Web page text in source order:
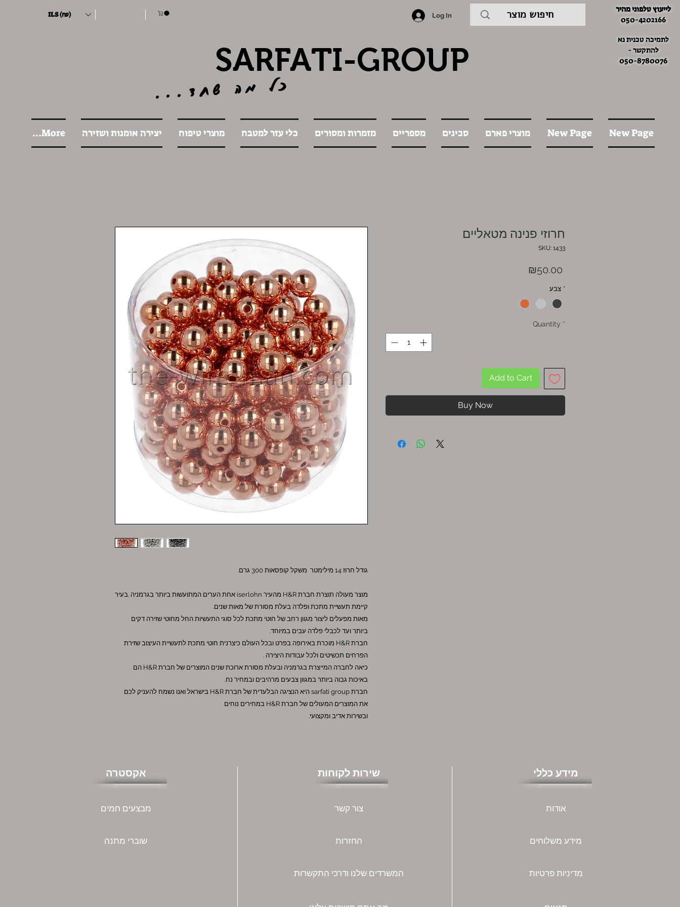
לייעוץ טלפוני מהיר
050-4202166
לתמיכה טכנית נא
להתקשר -
050-8780076
ILS (₪) Log In
SARFATI-GROUP
כל מה שחד...
New Page
New Page מוצרי פארם סכינים מספריים מזמרות ומסורים כלי עזר למטבח מוצרי טיפוח יצירה אומנות ושזירה More...
גודל חרוז 14 מילימטר משקל קופסאות 300 גרם.
מוצר מעולה תוצרת חברת H&R מהעיר iserlohn אחת הערים המתועשות ביותר בגרמניה .בעיר
קיימת תעשיית מתכת ופלדה בעלת מסורת של מאות שנים.
מאות מפעלים ליצור מגוון רחב של חוטי מתכת לכל סוגי התעשיות החל מחוטי שזירה דקים
ביותר ועד לכבלי פלדה עבים במיוחד.
חברת H&R מוכרת באירופה בפרט ובכל העולם כיצרנית חוטי מתכת לתעשיית העיצוב שזירת
הפרחים תכשיטים ולכל עבודות היצירה .
כיאה לחברה המייצרת בגרמניה ובעלת מסורת ארוכת שנים המוצרים של חברת H&R הם
באיכות גבוה ביותר במגוון צבעים מרהיבים ובמחיר נח.
חברת sarfati group היא הנציגה הבלעדית של חברת H&R בישראל ואנו נשמח להעניק לכם
את המוצרים המעולים של חברת H&R במחירים נוחים
ובשירות אדיב ומקצועי.
חרוזי פנינה מטאליים
SKU: 1433
₪50.00
צבע *
Quantity *
Add to Cart
Buy Now
אקסטרה
מבצעים חמים
שוברי מתנה
שירות לקוחות
צור קשר
החזרות
המשרדים שלנו ודרכי התקשרות
מידע כללי
אודות
מידע משלוחים
מדיניות פרטיות